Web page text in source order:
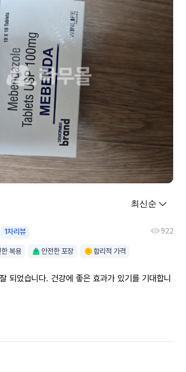
1차리뷰 922
복용 안전한 포장 합리적 가격
되었습니다. 건강에 좋은 효과가 있기를 기대합니